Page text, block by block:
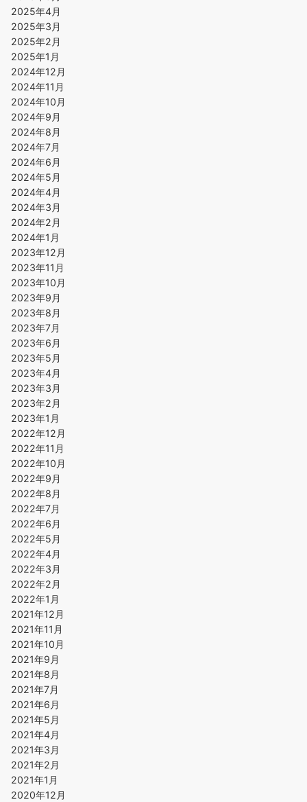
2025年4月
2025年3月
2025年2月
2025年1月
2024年12月
2024年11月
2024年10月
2024年9月
2024年8月
2024年7月
2024年6月
2024年5月
2024年4月
2024年3月
2024年2月
2024年1月
2023年12月
2023年11月
2023年10月
2023年9月
2023年8月
2023年7月
2023年6月
2023年5月
2023年4月
2023年3月
2023年2月
2023年1月
2022年12月
2022年11月
2022年10月
2022年9月
2022年8月
2022年7月
2022年6月
2022年5月
2022年4月
2022年3月
2022年2月
2022年1月
2021年12月
2021年11月
2021年10月
2021年9月
2021年8月
2021年7月
2021年6月
2021年5月
2021年4月
2021年3月
2021年2月
2021年1月
2020年12月